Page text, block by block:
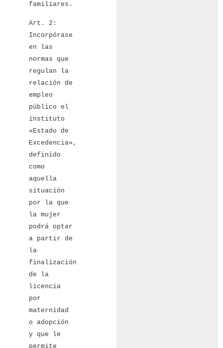
familiares.
Art. 2:
Incorpórase
en las
normas que
regulan la
relación de
empleo
público el
instituto
«Estado de
Excedencia»,
definido
como
aquella
situación
por la que
la mujer
podrá optar
a partir de
la
finalización
de la
licencia
por
maternidad
o adopción
y que le
permite